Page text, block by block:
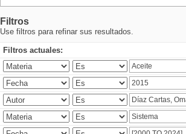
Filtros
Use filtros para refinar sus resultados.
Filtros actuales: